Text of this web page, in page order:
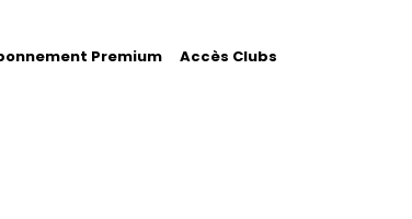
Premium Accès Clubs